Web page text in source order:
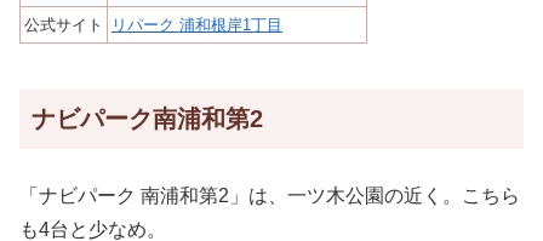
公式サイト
リパーク 浦和根岸1丁目
ナビパーク南浦和第2
「ナビパーク 南浦和第2」は、一ツ木公園の近く。こちら
も4台と少なめ。